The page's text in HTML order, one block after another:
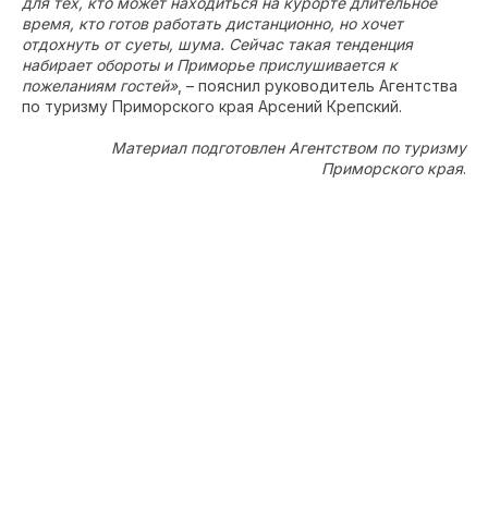
время, кто готов работать дистанционно, но хочет
отдохнуть от суеты, шума. Сейчас такая тенденция
набирает обороты и Приморье прислушивается к
пожеланиям гостей», – пояснил руководитель Агентства
по туризму Приморского края Арсений Крепский.
Материал подготовлен Агентством по туризму
Приморского края.